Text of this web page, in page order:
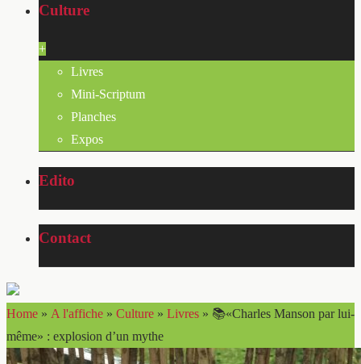
Culture
+
Livres
Mini-Scriptum
Planches
Expos
Edito
Contact
Home » A l'affiche » Culture » Livres » 📚«Charles Manson par lui-
même» : explosion d’un mythe